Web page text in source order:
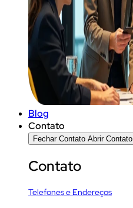
Blog
Contato
Fechar Contato Abrir Contato
Contato
Telefones e Endereços